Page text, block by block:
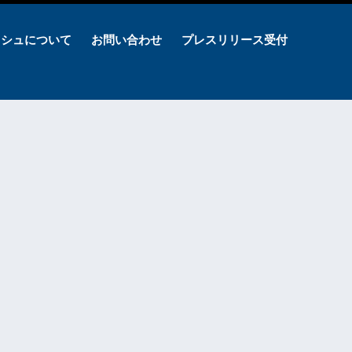
ュについて お問い合わせ プレスリリース受付